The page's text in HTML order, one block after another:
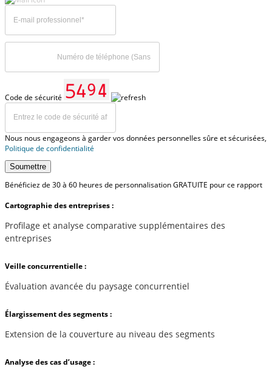
Code de sécurité
Nous nous engageons à garder vos données personnelles sûre et sécurisées,
Politique de confidentialité
Soumettre
Bénéficiez de 30 à 60 heures de personnalisation GRATUITE pour ce rapport
Cartographie des entreprises :
Profilage et analyse comparative supplémentaires des
entreprises
Veille concurrentielle :
Évaluation avancée du paysage concurrentiel
Élargissement des segments :
Extension de la couverture au niveau des segments
Analyse des cas d’usage :